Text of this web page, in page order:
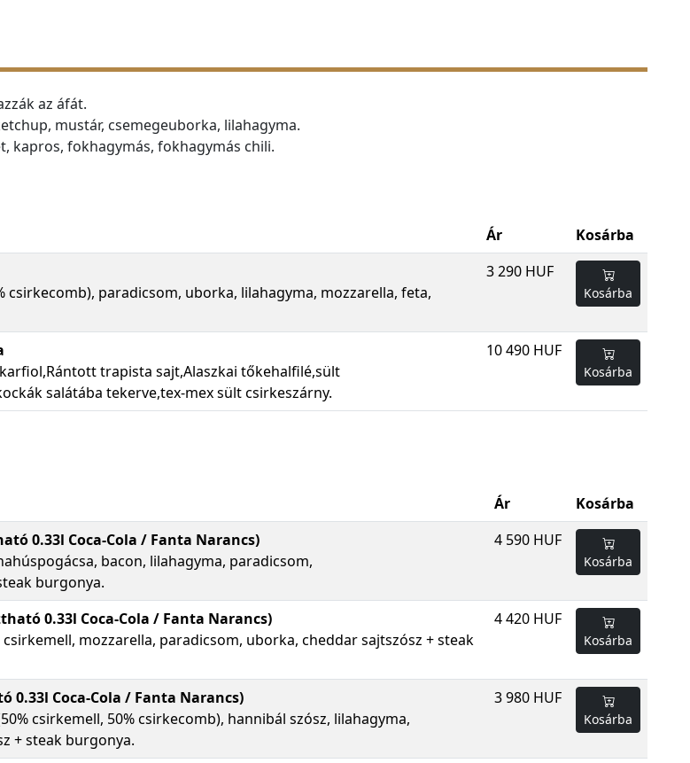
az áfát.
mustár, csemegeuborka, lilahagyma.
kapros, fokhagymás, fokhagymás chili.
Ár
Kosárba
csirkecomb), paradicsom, uborka, lilahagyma, mozzarella, feta,
3 290 HUF
Kosárba
trapista sajt,Alaszkai tőkehalfilé,sült
salátába tekerve,tex-mex sült csirkeszárny.
10 490 HUF
Kosárba
Ár
Kosárba
0.33l Coca-Cola / Fanta Narancs)
bacon, lilahagyma, paradicsom,
burgonya.
4 590 HUF
Kosárba
0.33l Coca-Cola / Fanta Narancs)
mozzarella, paradicsom, uborka, cheddar sajtszósz + steak
4 420 HUF
Kosárba
0.33l Coca-Cola / Fanta Narancs)
csirkemell, 50% csirkecomb), hannibál szósz, lilahagyma,
+ steak burgonya.
3 980 HUF
Kosárba